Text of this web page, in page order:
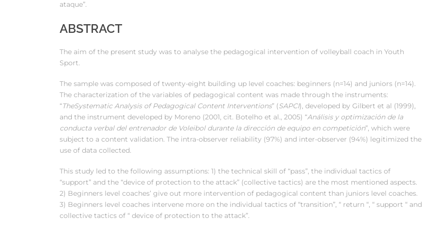
ataque”.
ABSTRACT
The aim of the present study was to analyse the pedagogical intervention of volleyball coach in Youth
Sport.
The sample was composed of twenty-eight building up level coaches: beginners (n=14) and juniors (n=14).
The characterization of the variables of pedagogical content was made through the instruments:
“TheSystematic Analysis of Pedagogical Content Interventions” (SAPCI), developed by Gilbert et al (1999),
and the instrument developed by Moreno (2001, cit. Botelho et al., 2005) “Análisis y optimización de la
conducta verbal del entrenador de Voleibol durante la dirección de equipo en competición”, which were
subject to a content validation. The intra-observer reliability (97%) and inter-observer (94%) legitimized the
use of data collected.
This study led to the following assumptions: 1) the technical skill of “pass”, the individual tactics of
“support” and the “device of protection to the attack” (collective tactics) are the most mentioned aspects.
2) Beginners level coaches’ give out more intervention of pedagogical content than juniors level coaches.
3) Beginners level coaches intervene more on the individual tactics of “transition”, “ return “, “ support “ and
collective tactics of “ device of protection to the attack”.